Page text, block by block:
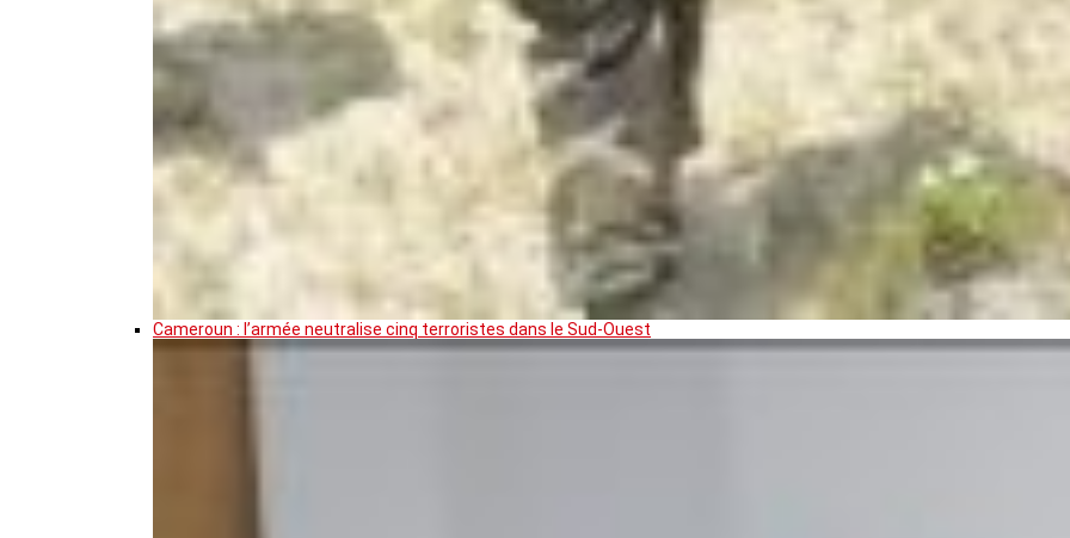
Cameroun : l’armée neutralise cinq terroristes dans le Sud-Ouest